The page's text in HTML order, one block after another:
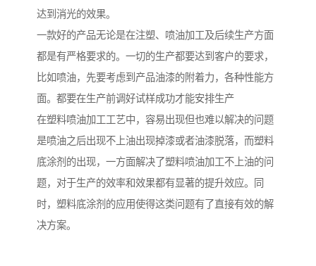
达到消光的效果。
一款好的产品无论是在注塑、喷油加工及后续生产方面
都是有严格要求的。一切的生产都要达到客户的要求，
比如喷油，先要考虑到产品油漆的附着力，各种性能方
面。都要在生产前调好试样成功才能安排生产
在塑料喷油加工工艺中，容易出现但也难以解决的问题
是喷油之后出现不上油出现掉漆或者油漆脱落，而塑料
底涂剂的出现，一方面解决了塑料喷油加工不上油的问
题，对于生产的效率和效果都有显著的提升效应。同
时，塑料底涂剂的应用使得这类问题有了直接有效的解
决方案。